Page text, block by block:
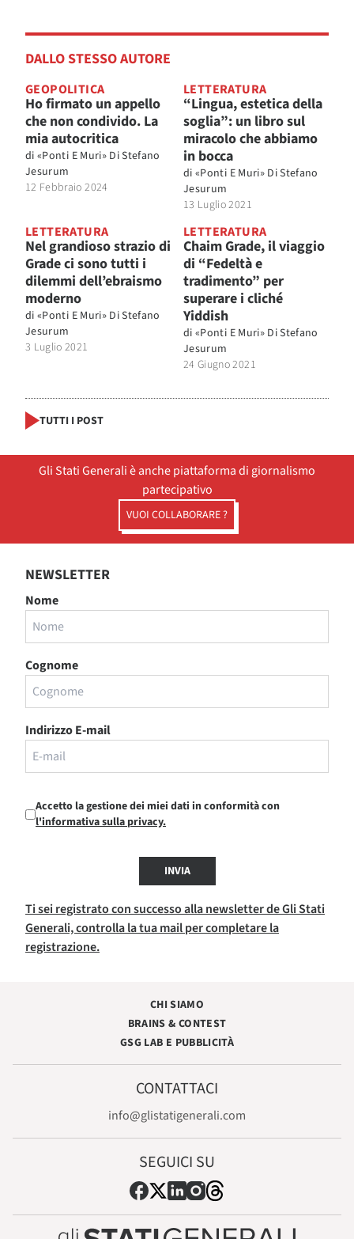
DALLO STESSO AUTORE
GEOPOLITICA
Ho firmato un appello
che non condivido. La
mia autocritica
di «Ponti E Muri» Di Stefano
Jesurum
12 Febbraio 2024
LETTERATURA
“Lingua, estetica della
soglia”: un libro sul
miracolo che abbiamo
in bocca
di «Ponti E Muri» Di Stefano
Jesurum
13 Luglio 2021
LETTERATURA
Nel grandioso strazio di
Grade ci sono tutti i
dilemmi dell’ebraismo
moderno
di «Ponti E Muri» Di Stefano
Jesurum
3 Luglio 2021
LETTERATURA
Chaim Grade, il viaggio
di “Fedeltà e
tradimento” per
superare i cliché
Yiddish
di «Ponti E Muri» Di Stefano
Jesurum
24 Giugno 2021
TUTTI I POST
Gli Stati Generali è anche piattaforma di giornalismo
partecipativo
VUOI COLLABORARE ?
NEWSLETTER
Nome
Cognome
Indirizzo E-mail
Accetto la gestione dei miei dati in conformità con
l'informativa sulla privacy.
INVIA
Ti sei registrato con successo alla newsletter de Gli Stati
Generali, controlla la tua mail per completare la
registrazione.
CHI SIAMO
BRAINS & CONTEST
GSG LAB E PUBBLICITÀ
CONTATTACI
info@glistatigenerali.com
SEGUICI SU